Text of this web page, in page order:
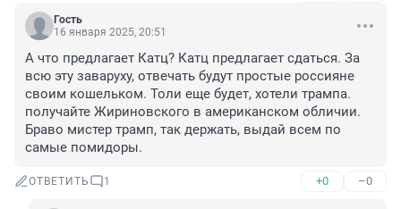
Гость
16 января 2025, 20:51
А что предлагает Катц? Катц предлагает сдаться. За
всю эту заваруху, отвечать будут простые россияне
своим кошельком. Толи еще будет, хотели трампа.
получайте Жириновского в американском обличии.
Браво мистер трамп, так держать, выдай всем по
самые помидоры.
ОТВЕТИТЬ 1 +0 –0